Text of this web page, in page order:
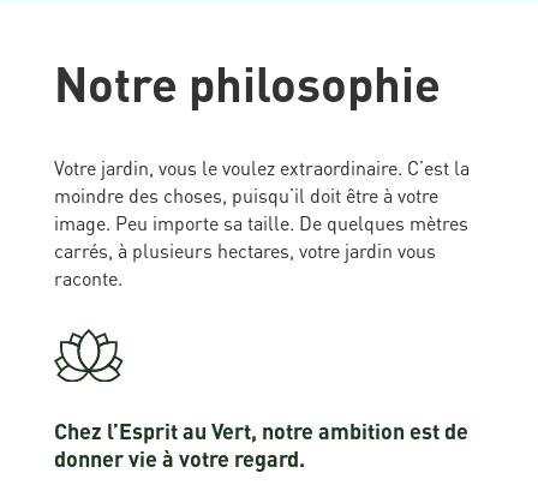
Notre philosophie
Votre jardin, vous le voulez extraordinaire. C’est la
moindre des choses, puisqu’il doit être à votre
image. Peu importe sa taille. De quelques mètres
carrés, à plusieurs hectares, votre jardin vous
raconte.
Chez l’Esprit au Vert, notre ambition est de
donner vie à votre regard.